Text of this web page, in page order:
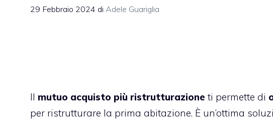
29 Febbraio 2024 di Adele Guariglia
Il mutuo acquisto più ristrutturazione ti permette di
per ristrutturare la prima abitazione. È un’ottima